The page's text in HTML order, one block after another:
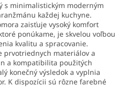
s minimalistickým moderným
každej kuchyne.
zaisťuje vysoký komfort
ponúkame, je skvelou voľbou
kvalitu a spracovanie.
prvotriednych materiálov a
a kompatibilita použitých
konečný výsledok a vyplnia
K dispozícii sú rôzne farebné